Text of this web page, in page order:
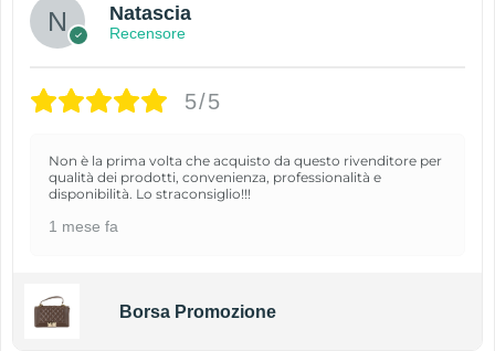
Natascia
Recensore
5/5
Non è la prima volta che acquisto da questo rivenditore per
qualità dei prodotti, convenienza, professionalità e
disponibilità. Lo straconsiglio!!!
1 mese fa
Borsa Promozione